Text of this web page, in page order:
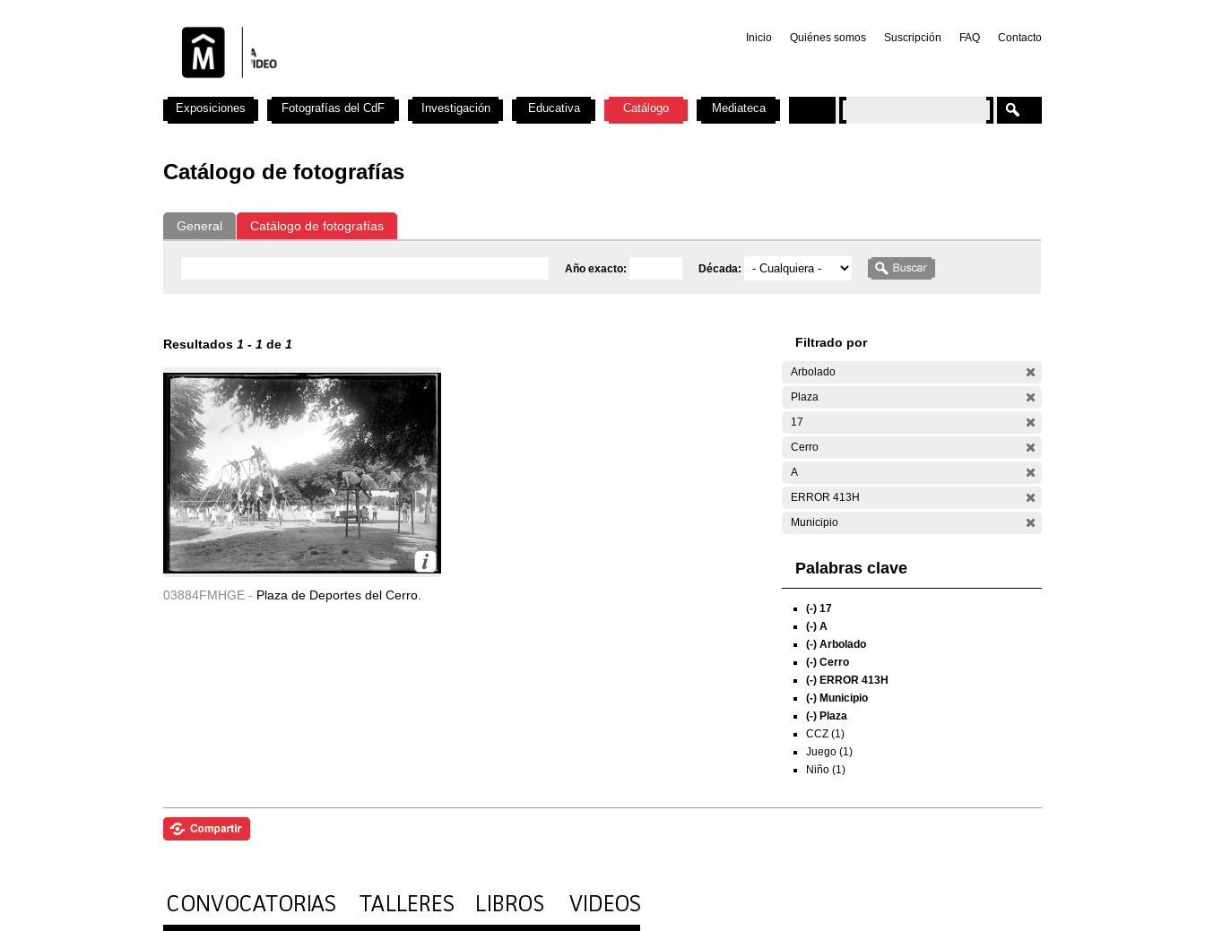
Inicio Quiénes somos Suscripción FAQ Contacto
Catálogo de fotografías
General Catálogo de fotografías
Año exacto: Década:
Resultados 1 - 1 de 1
03884FMHGE - Plaza de Deportes del Cerro.
Filtrado por
Arbolado
Plaza
17
Cerro
A
ERROR 413H
Municipio
Palabras clave
(-) 17
(-) A
(-) Arbolado
(-) Cerro
(-) ERROR 413H
(-) Municipio
(-) Plaza
CCZ (1)
Juego (1)
Niño (1)
Exposiciones Fotografías del CdF Investigación Educativa Catálogo Mediateca